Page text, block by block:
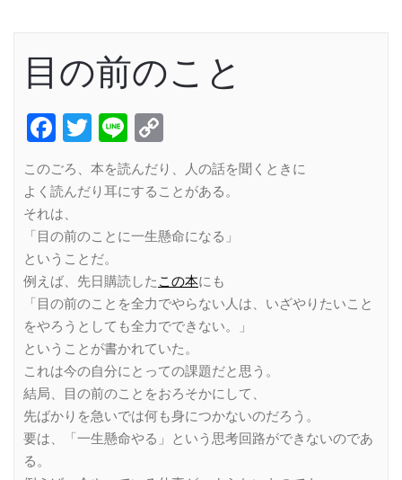
目の前のこと
Facebook
Twitter
Line
Link
このごろ、本を読んだり、人の話を聞くときに
よく読んだり耳にすることがある。
それは、
「目の前のことに一生懸命になる」
ということだ。
例えば、先日購読した この本にも
「目の前のことを全力でやらない人は、いざやりたいこと
をやろうとしても全力でできない。」
ということが書かれていた。
これは今の自分にとっての課題だと思う。
結局、目の前のことをおろそかにして、
先ばかりを急いでは何も身につかないのだろう。
要は、「一生懸命やる」という思考回路ができないのであ
る。